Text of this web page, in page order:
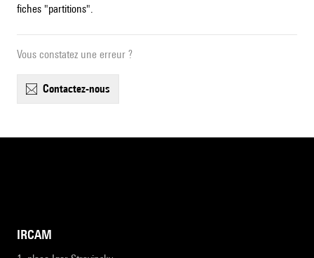
fiches "partitions".
Vous constatez une erreur ?
contactez-nous
IRCAM